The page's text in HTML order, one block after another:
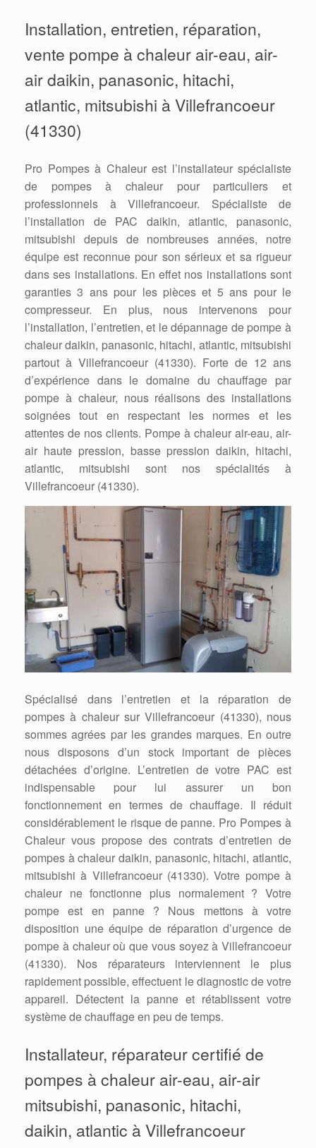
Installation, entretien, réparation,
vente pompe à chaleur air-eau, air-
air daikin, panasonic, hitachi,
atlantic, mitsubishi à Villefrancoeur
(41330)
Pro Pompes à Chaleur est l’installateur spécialiste
de pompes à chaleur pour particuliers et
professionnels à Villefrancoeur. Spécialiste de
l’installation de PAC daikin, atlantic, panasonic,
mitsubishi depuis de nombreuses années, notre
équipe est reconnue pour son sérieux et sa rigueur
dans ses installations. En effet nos installations sont
garanties 3 ans pour les pièces et 5 ans pour le
compresseur. En plus, nous intervenons pour
l’installation, l’entretien, et le dépannage de pompe à
chaleur daikin, panasonic, hitachi, atlantic, mitsubishi
partout à Villefrancoeur (41330). Forte de 12 ans
d’expérience dans le domaine du chauffage par
pompe à chaleur, nous réalisons des installations
soignées tout en respectant les normes et les
attentes de nos clients. Pompe à chaleur air-eau, air-
air haute pression, basse pression daikin, hitachi,
atlantic, mitsubishi sont nos spécialités à
Villefrancoeur (41330).
Spécialisé dans l’entretien et la réparation de
pompes à chaleur sur Villefrancoeur (41330), nous
sommes agrées par les grandes marques. En outre
nous disposons d’un stock important de pièces
détachées d’origine. L’entretien de votre PAC est
indispensable pour lui assurer un bon
fonctionnement en termes de chauffage. Il réduit
considérablement le risque de panne. Pro Pompes à
Chaleur vous propose des contrats d’entretien de
pompes à chaleur daikin, panasonic, hitachi, atlantic,
mitsubishi à Villefrancoeur (41330). Votre pompe à
chaleur ne fonctionne plus normalement ? Votre
pompe est en panne ? Nous mettons à votre
disposition une équipe de réparation d’urgence de
pompe à chaleur où que vous soyez à Villefrancoeur
(41330). Nos réparateurs interviennent le plus
rapidement possible, effectuent le diagnostic de votre
appareil. Détectent la panne et rétablissent votre
système de chauffage en peu de temps.
Installateur, réparateur certifié de
pompes à chaleur air-eau, air-air
mitsubishi, panasonic, hitachi,
daikin, atlantic à Villefrancoeur